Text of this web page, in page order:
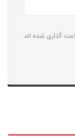
گذاری شده اند